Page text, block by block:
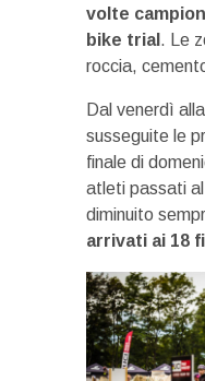
volte
bike trial . Le
roccia,
Dal venerdì
susseguite le
finale di
atleti passati
diminuito
arrivati ai 18